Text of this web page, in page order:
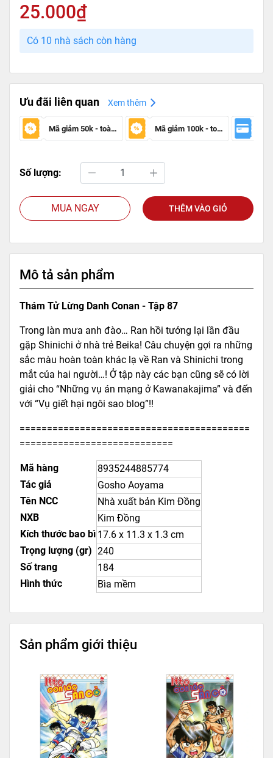
25.000₫
Có 10 nhà sách còn hàng
Ưu đãi liên quan Xem thêm
Mã giảm 50k - toàn sàn Mã giảm 100k - toàn sàn
Số lượng:
MUA NGAY THÊM VÀO GIỎ
Mô tả sản phẩm
Thám Tử Lừng Danh Conan - Tập 87
Trong làn mưa anh đào… Ran hồi tưởng lại lần đầu
gặp Shinichi ở nhà trẻ Beika! Câu chuyện gợi ra những
sắc màu hoàn toàn khác lạ về Ran và Shinichi trong
mắt của hai người…! Ở tập này các bạn cũng sẽ có lời
giải cho “Những vụ án mạng ở Kawanakajima” và đến
với “Vụ giết hại ngôi sao blog”!!
==========================================
============================
Mã hàng
8935244885774
Tác giả
Gosho Aoyama
Tên NCC
Nhà xuất bản Kim Đồng
NXB
Kim Đồng
Kích thước bao bì 17.6 x 11.3 x 1.3 cm
Trọng lượng (gr) 240
Số trang
184
Hình thức
Bìa mềm
Sản phẩm giới thiệu